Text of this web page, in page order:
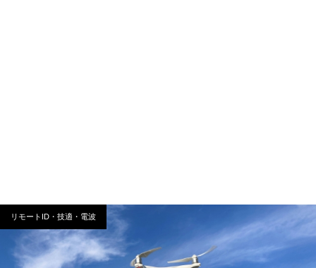
リモートID・技適・電波